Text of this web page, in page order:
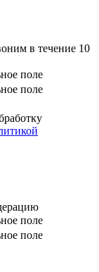
в течение 10
поле
поле
поле
поле